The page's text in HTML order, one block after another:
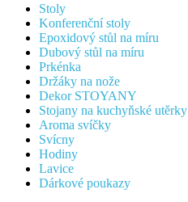
Stoly
Konferenční stoly
Epoxidový stůl na míru
Dubový stůl na míru
Prkénka
Držáky na nože
Dekor STOYANY
Stojany na kuchyňské utěrky
Aroma svíčky
Svícny
Hodiny
Lavice
Dárkové poukazy